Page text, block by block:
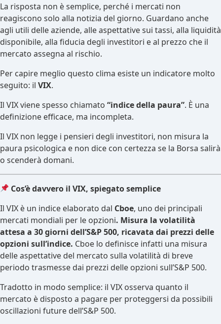
La risposta non è semplice, perché i mercati non
reagiscono solo alla notizia del giorno. Guardano anche
agli utili delle aziende, alle aspettative sui tassi, alla liquidità
disponibile, alla fiducia degli investitori e al prezzo che il
mercato assegna al rischio.
Per capire meglio questo clima esiste un indicatore molto
seguito: il VIX.
Il VIX viene spesso chiamato “indice della paura”. È una
definizione efficace, ma incompleta.
Il VIX non legge i pensieri degli investitori, non misura la
paura psicologica e non dice con certezza se la Borsa salirà
o scenderà domani.
Cos’è davvero il VIX, spiegato semplice
Il VIX è un indice elaborato dal Cboe, uno dei principali
mercati mondiali per le opzioni. Misura la volatilità
attesa a 30 giorni dell’S&P 500, ricavata dai prezzi delle
opzioni sull’indice. Cboe lo definisce infatti una misura
delle aspettative del mercato sulla volatilità di breve
periodo trasmesse dai prezzi delle opzioni sull’S&P 500.
Tradotto in modo semplice: il VIX osserva quanto il
mercato è disposto a pagare per proteggersi da possibili
oscillazioni future dell’S&P 500.